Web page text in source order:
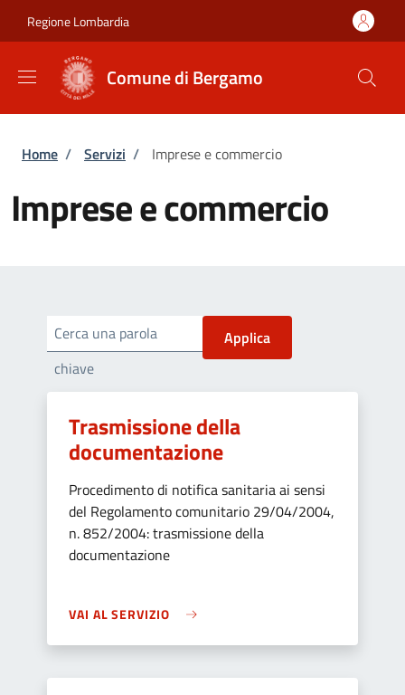
Regione Lombardia
Comune di Bergamo
Briciole di pane
Home / Servizi / Imprese e commercio
Imprese e commercio
Cerca una parola
chiave
Trasmissione della
documentazione
Procedimento di notifica sanitaria ai sensi
del Regolamento comunitario 29/04/2004,
n. 852/2004: trasmissione della
documentazione
VAI AL SERVIZIO